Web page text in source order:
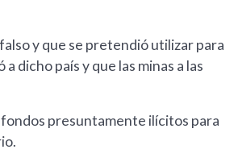
y que se pretendió utilizar para
dicho país y que las minas a las
fondos presuntamente ilícitos para